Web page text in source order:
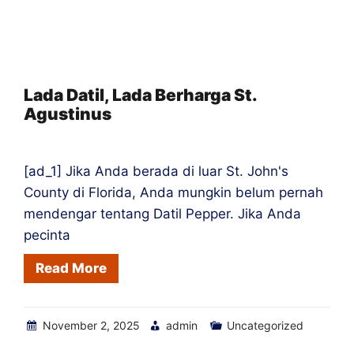
Saya
Lada Datil, Lada Berharga St.
Agustinus
[ad_1] Jika Anda berada di luar St. John's
County di Florida, Anda mungkin belum pernah
mendengar tentang Datil Pepper. Jika Anda
pecinta
Read More
November 2, 2025 admin Uncategorized